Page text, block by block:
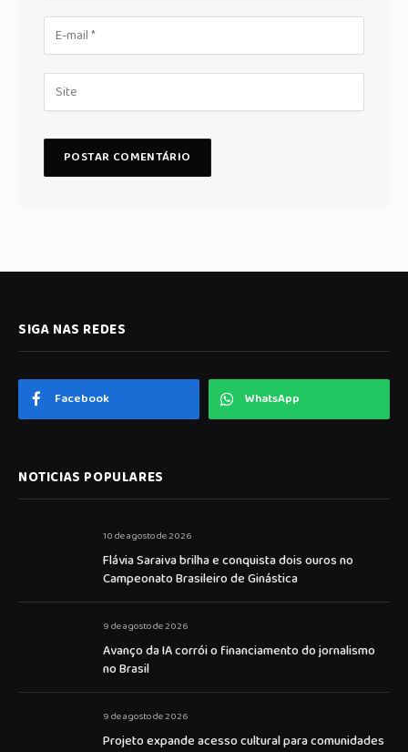
SIGA NAS REDES
Facebook WhatsApp
NOTICIAS POPULARES
10 de agosto de 2026
Flávia Saraiva brilha e conquista dois ouros no
Campeonato Brasileiro de Ginástica
9 de agosto de 2026
Avanço da IA corrói o financiamento do jornalismo
no Brasil
9 de agosto de 2026
Projeto expande acesso cultural para comunidades